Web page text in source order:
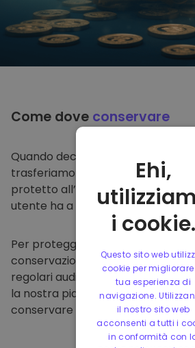
Come dove conservare
Quando decidi di comprare su
trasferiamo direttamente nel tuo
protetto all’interno della nostra
utente ha a disposizione un
Per proteggere i nostri clienti e i
conservazione offline protetta
regolari audit di sicurezza.
la nostra piattaforma un punto
conservare e altre criptovalute.
Ehi,
i cookie.
Questo sito web
cookie per
tua esperienza di
navigazione.
il nostro sito web
acconsenti a tutti i
in conformità con